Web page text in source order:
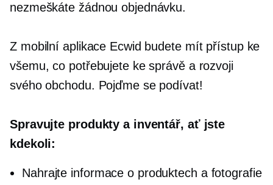
nezmeškáte žádnou objednávku.
Z mobilní aplikace Ecwid budete mít přístup ke
všemu, co potřebujete ke správě a rozvoji
svého obchodu. Pojďme se podívat!
Spravujte produkty a inventář, ať jste
kdekoli:
Nahrajte informace o produktech a fotografie